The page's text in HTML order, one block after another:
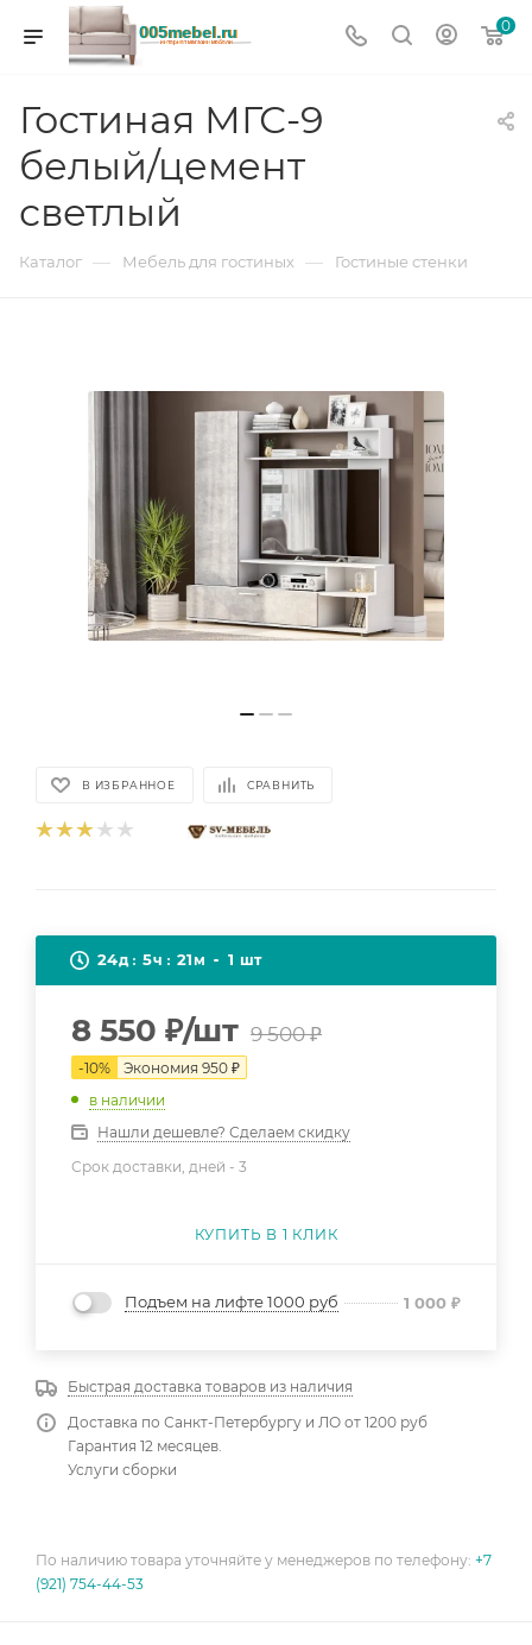
0
Гостиная МГС-9
белый/цемент
светлый
Каталог — Мебель для гостиных — Гостиные стенки
В ИЗБРАННОЕ СРАВНИТЬ
24д 5ч 21м 1 шт
8 550 ₽/шт 9 500₽
-10% Экономия 950 ₽
в наличии
Нашли дешевле? Сделаем скидку
Срок доставки, дней - 3
КУПИТЬ В 1 КЛИК
Подъем на лифте 1000 руб 1 000 ₽
Быстрая доставка товаров из наличия
Доставка по Санкт-Петербургу и ЛО от 1200 руб
Гарантия 12 месяцев.
Услуги сборки
По наличию товара уточняйте у менеджеров по телефону: +7
(921) 754-44-53